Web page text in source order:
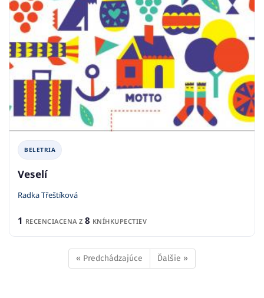
BELETRIA
Veselí
Radka Třeštíková
1 RECENCIACENA Z 8 KNÍHKUPECTIEV
« Predchádzajúce Ďalšie »